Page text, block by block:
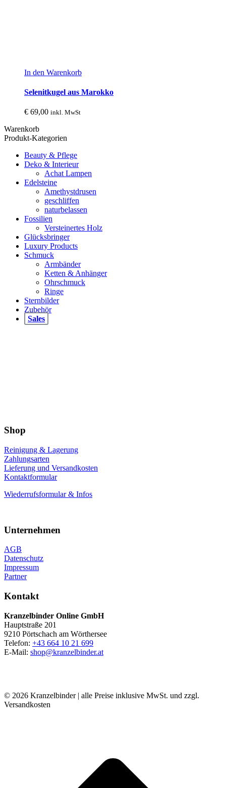
In den Warenkorb
Selenitkugel aus Marokko
€ 69,00 inkl. MwSt
Warenkorb
Produkt-Kategorien
Beauty & Pflege
Deko & Interieur
Achat Lampen
Edelsteine
Amethystdrusen
geschliffen
naturbelassen
Fossilien
Versteinertes Holz
Glücksbringer
Luxury Products
Schmuck
Armbänder
Ketten & Anhänger
Ohrschmuck
Ringe
Sternbilder
Zubehör
Sales
Shop
Reinigung & Lagerung
Zahlungsarten
Lieferung und Versandkosten
Kontaktformular
Wiederrufsformular & Infos
Unternehmen
AGB
Datenschutz
Impressum
Partner
Kontakt
Kranzelbinder Online GmbH
Hauptstraße 201
9210 Pörtschach am Wörthersee
Telefon: +43 664 10 21 699
E-Mail: shop@kranzelbinder.at
© 2026 Kranzelbinder | alle Preise inklusive MwSt. und zzgl.
Versandkosten